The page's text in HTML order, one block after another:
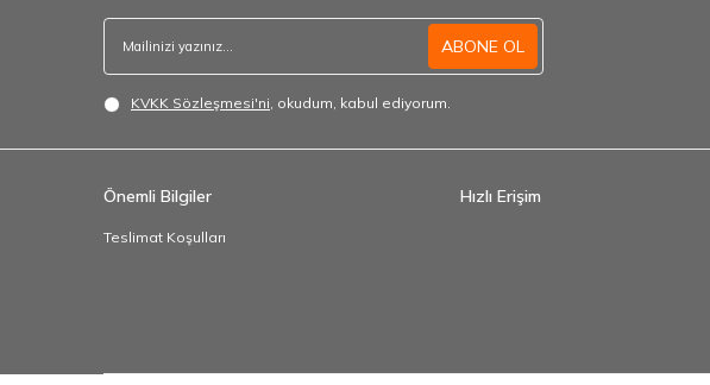
ABONE OL
KVKK Sözleşmesi'ni, okudum, kabul ediyorum.
Önemli Bilgiler
Teslimat Koşulları
Hızlı Erişim